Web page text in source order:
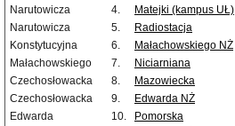
Narutowicza
4. Matejki (kampus UŁ)
Narutowicza
5. Radiostacja
Konstytucyjna
6. Małachowskiego NŻ
Małachowskiego
7. Niciarniana
Czechosłowacka
8. Mazowiecka
Czechosłowacka
9. Edwarda NŻ
Edwarda
10. Pomorska